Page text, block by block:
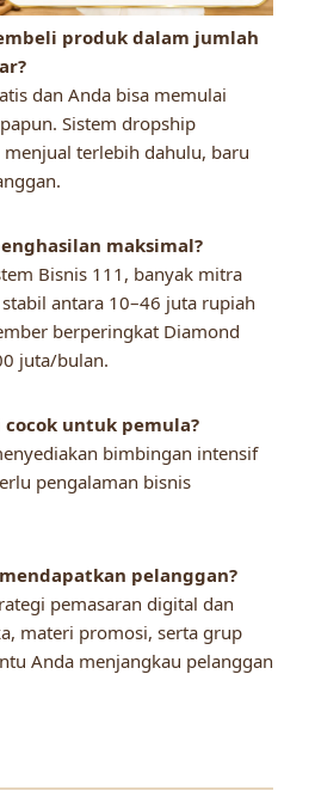
produk dalam jumlah
dan Anda bisa memulai
Sistem dropship
terlebih dahulu, baru
maksimal?
Bisnis 111, banyak mitra
antara 10–46 juta rupiah
berperingkat Diamond
juta/bulan.
untuk pemula?
bimbingan intensif
pengalaman bisnis
pelanggan?
pemasaran digital dan
materi promosi, serta grup
Anda menjangkau pelanggan